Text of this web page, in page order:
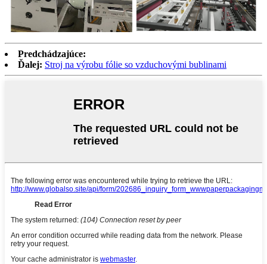
Predchádzajúce:
Ďalej: Stroj na výrobu fólie so vzduchovými bublinami